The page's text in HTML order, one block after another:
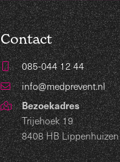
Contact
085-044 12 44
info@medprevent.nl
Bezoekadres
Trijehoek 19
8408 HB Lippenhuizen